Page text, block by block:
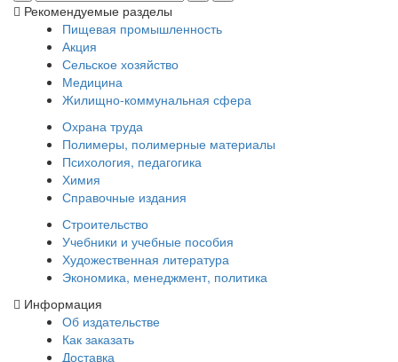
Рекомендуемые разделы
Пищевая промышленность
Акция
Сельское хозяйство
Медицина
Жилищно-коммунальная сфера
Охрана труда
Полимеры, полимерные материалы
Психология, педагогика
Химия
Справочные издания
Строительство
Учебники и учебные пособия
Художественная литература
Экономика, менеджмент, политика
Информация
Об издательстве
Как заказать
Доставка